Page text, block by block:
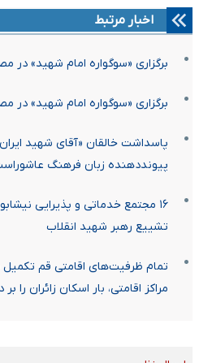
اخبار مرتبط
برگزاری «سوگواره امام شهید»
برگزاری «سوگواره امام شهید»
پاسداشت خالقان «آقای شهید
پیونددهنده زبان فرهنگ
۱۶ مجتمع خدماتی و پذیرایی
تشییع رهبر شهید انقلاب
تمام ظرفیت‌های اقامتی قم
مراکز اقامتی، بار اسکان زائران را